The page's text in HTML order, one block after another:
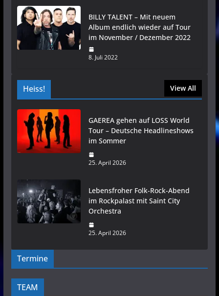
BILLY TALENT – Mit neuem
Album endlich wieder auf Tour
im November / Dezember 2022
8. Juli 2022
Heiss! View All
GAEREA gehen auf LOSS World
Tour – Deutsche Headlineshows
im Sommer
25. April 2026
Lebensfroher Folk-Rock-Abend
im Rockpalast mit Saint City
Orchestra
25. April 2026
Termine
TEAM